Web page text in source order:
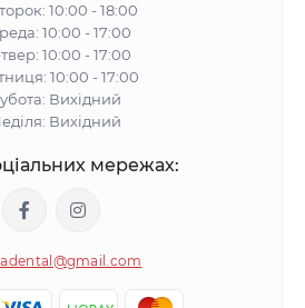
10:00 - 18:00
10:00 - 17:00
10:00 - 17:00
10:00 - 17:00
Вихідний
Вихідний
мережах: